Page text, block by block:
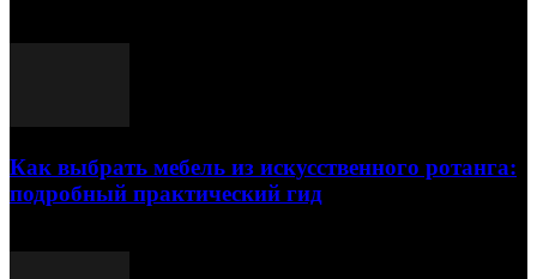
Как выбрать мебель из искусственного ротанга:
подробный практический гид